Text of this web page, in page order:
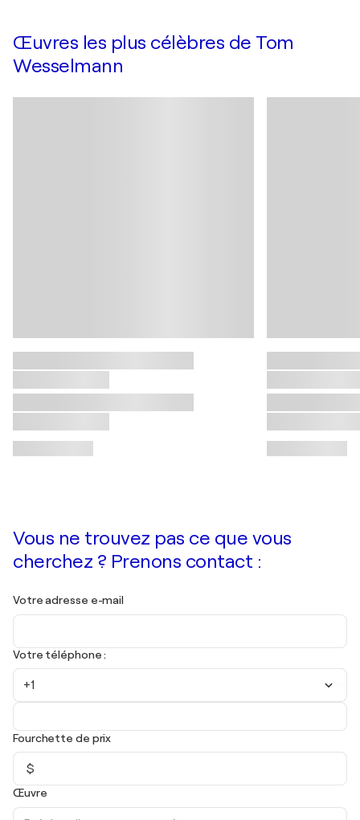
Œuvres les plus célèbres de Tom
Wesselmann
Vous ne trouvez pas ce que vous
cherchez ? Prenons contact :
Votre adresse e-mail
Votre téléphone :
+1
Fourchette de prix
$
Œuvre